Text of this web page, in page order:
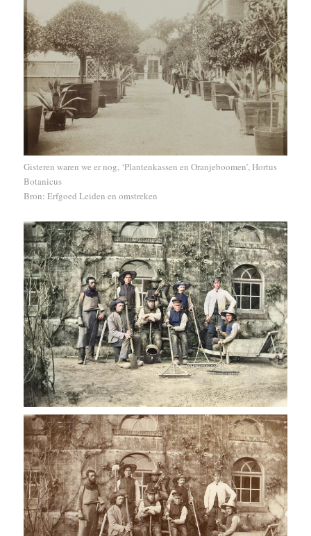
Gisteren waren we er nog, ‘Plantenkassen en Oranjeboomen’, Hortus
Botanicus
Bron: Erfgoed Leiden en omstreken